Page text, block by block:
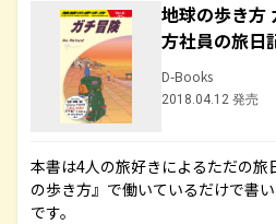
地球の歩き方
方社員の旅日
D-Books
2018.04.12 発売
本書は4人の旅好きによるただの旅
の歩き方』で働いているだけで書
です。